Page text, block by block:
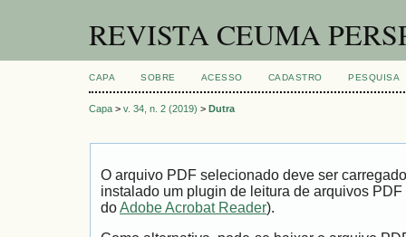
REVISTA CEUMA
CAPA SOBRE ACESSO CADASTRO PESQUISA
Capa > v. 34, n. 2 (2019) > Dutra
O arquivo PDF selecionado deve ser
instalado um plugin de leitura de arquivos
doAdobe Acrobat Reader).